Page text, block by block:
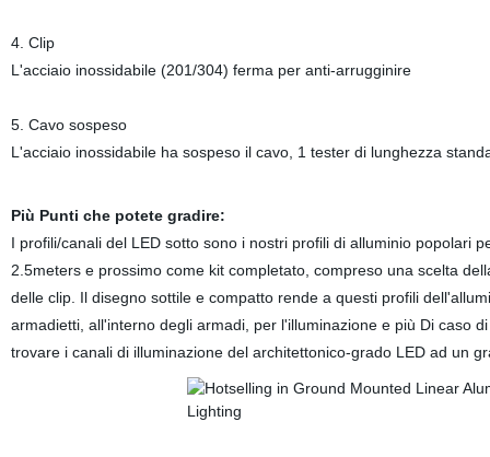
4. Clip
L'acciaio inossidabile (201/304) ferma per anti-arrugginire
5. Cavo sospeso
L'acciaio inossidabile ha sospeso il cavo, 1 tester di lunghezza
Più Punti che potete gradire:
I profili/canali del LED sotto sono i nostri profili di alluminio popolari
2.5meters e prossimo come kit completato, compreso una scelta
delle clip. Il disegno sottile e compatto rende a questi profili
armadietti, all'interno degli armadi, per l'illuminazione e più Di caso
trovare i canali di illuminazione del architettonico-grado LED ad un